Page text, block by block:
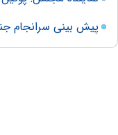
پیش بینی سرانجام